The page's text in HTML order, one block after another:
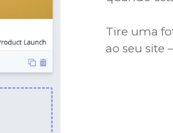
Tire uma
ao seu site